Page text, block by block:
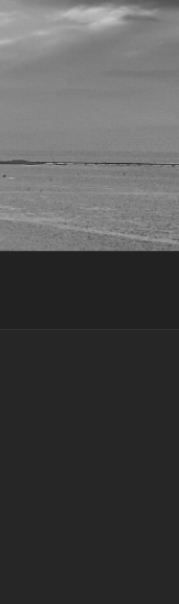
التجاوز